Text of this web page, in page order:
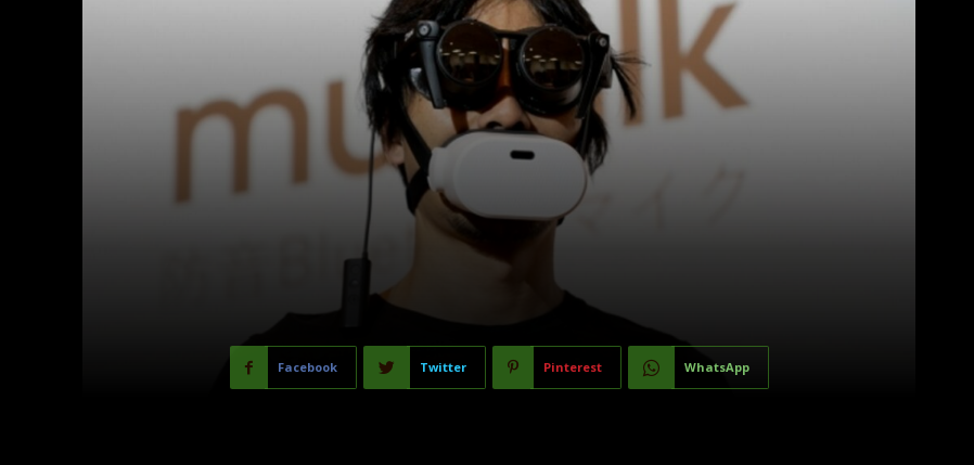
Facebook Twitter Pinterest WhatsApp